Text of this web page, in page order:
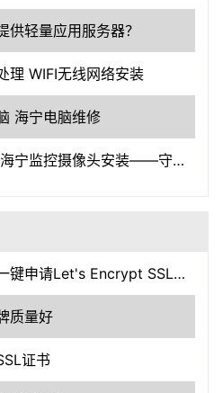
供轻量应用服务器？
理 WIFI无线网络安装
海宁电脑维修
嘉兴监控安装公司 海宁监控摄像头安装——守护嘉兴，洞察一切
如何使用宝塔面板一键申请Let's Encrypt SSL证书？
质量好
证书